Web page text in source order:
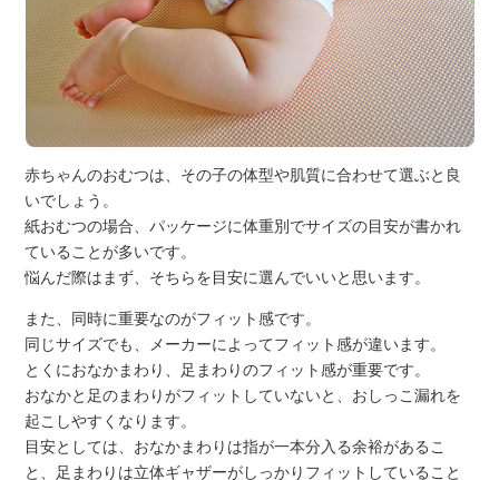
赤ちゃんのおむつは、その子の体型や肌質に合わせて選ぶと良
いでしょう。
紙おむつの場合、パッケージに体重別でサイズの目安が書かれ
ていることが多いです。
悩んだ際はまず、そちらを目安に選んでいいと思います。
また、同時に重要なのがフィット感です。
同じサイズでも、メーカーによってフィット感が違います。
とくにおなかまわり、足まわりのフィット感が重要です。
おなかと足のまわりがフィットしていないと、おしっこ漏れを
起こしやすくなります。
目安としては、おなかまわりは指が一本分入る余裕があるこ
と、足まわりは立体ギャザーがしっかりフィットしていること